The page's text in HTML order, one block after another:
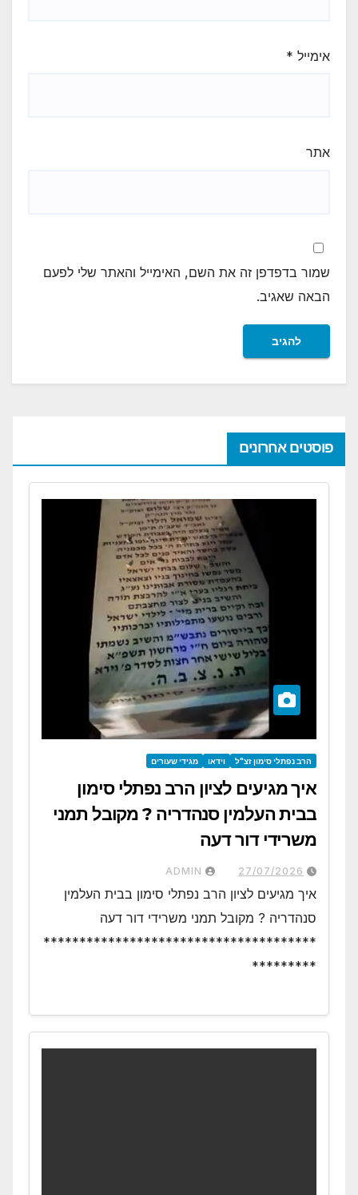
אימייל *
אתר
שמור בדפדפן זה את השם, האימייל והאתר שלי לפעם
הבאה שאגיב.
פוסטים אחרונים
הרב נפתלי סימון זצ"ל וידאו מגידי שעורים
איך מגיעים לציון הרב נפתלי סימון
בבית העלמין סנהדריה ? מקובל תמני
משרידי דור דעה
27/07/2026
ADMIN
איך מגיעים לציון הרב נפתלי סימון בבית העלמין
סנהדריה ? מקובל תמני משרידי דור דעה
**************************************
*********